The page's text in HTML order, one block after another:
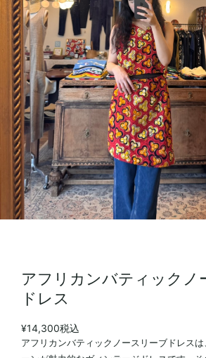
アフリカンバティックノ
ドレス
¥14,300税込
アフリカンバティックノースリーブドレス